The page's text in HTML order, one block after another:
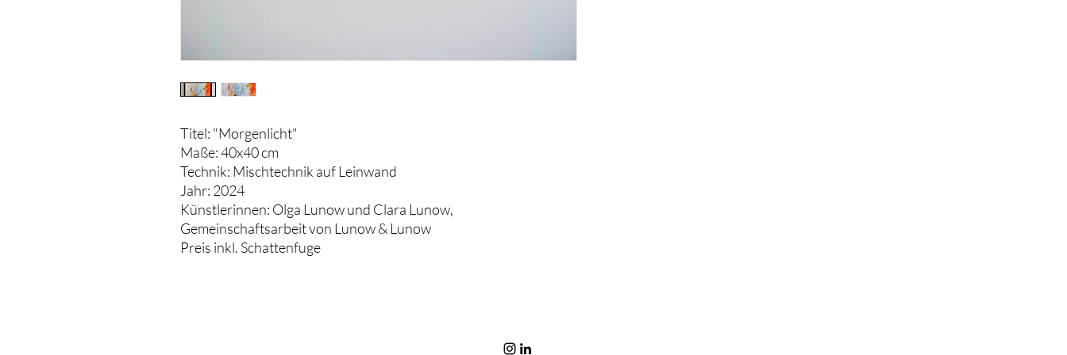
Titel: "Morgenlicht"
Maße: 40x40 cm
Technik: Mischtechnik auf Leinwand
Jahr: 2024
Künstlerinnen: Olga Lunow und Clara Lunow,
Gemeinschaftsarbeit von Lunow & Lunow
Preis inkl. Schattenfuge